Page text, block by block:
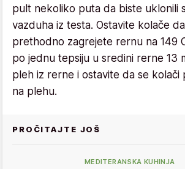
pult nekoliko puta da biste uklonili
vazduha iz testa. Ostavite kolače
prethodno zagrejete rernu na 149
po jednu tepsiju u sredini rerne 13
pleh iz rerne i ostavite da se kolači
na plehu.
PROČITAJTE JOŠ
MEDITERANSKA KUHINJA